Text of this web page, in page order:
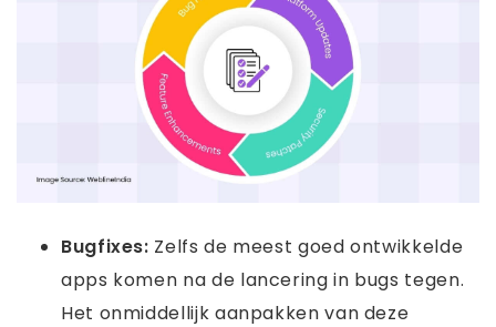
Bugfixes: Zelfs de meest goed ontwikkelde
apps komen na de lancering in bugs tegen.
Het onmiddellijk aanpakken van deze